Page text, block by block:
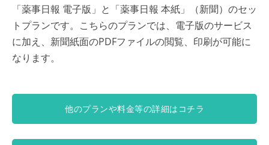
「薬事日報 電子版」と「薬事日報 本紙」（新聞）のセッ
トプランです。こちらのプランでは、電子版のサービス
に加え、新聞紙面のPDFファイルの閲覧、印刷が可能に
なります。
他のプランや料金等の詳細はコチラ